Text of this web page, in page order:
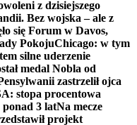
z dzisiejszego
Bez wojska – ale z
się Forum w Davos,
PokojuChicago: w tym
silne uderzenie
medal Nobla od
zastrzelił ojca
stopa procentowa
3 latNa mecze
projekt